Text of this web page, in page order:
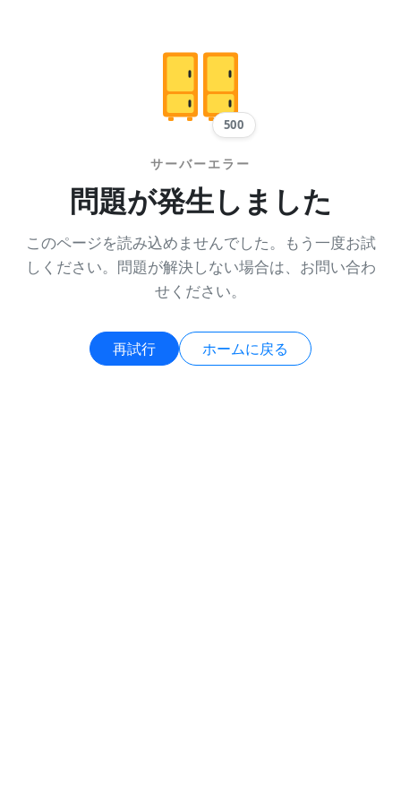
500
サーバーエラー
問題が発生しました
このページを読み込めませんでした。もう一度お試
しください。問題が解決しない場合は、お問い合わ
せください。
再試行 ホームに戻る